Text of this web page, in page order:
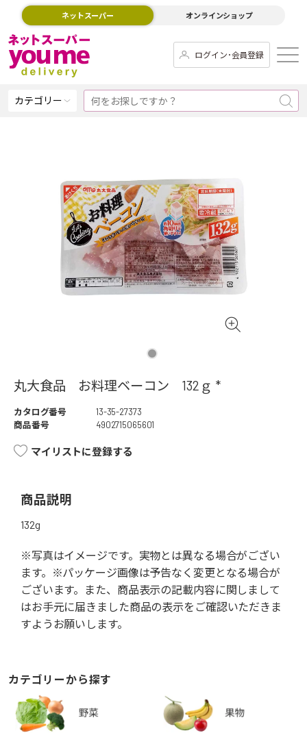
ネットスーパー オンラインショップ
ログイン･会員登録
カテゴリー
丸大食品 お料理ベーコン 132ｇ *
カタログ番号
13-35-27373
商品番号
4902715065601
マイリストに登録する
商品説明
132g
※写真はイメージです。実物とは異なる場合がござい
ます。※パッケージ画像は予告なく変更となる場合が
ございます。また、商品表示の記載内容に関しまして
はお手元に届きました商品の表示をご確認いただきま
すようお願いします。
カテゴリーから探す